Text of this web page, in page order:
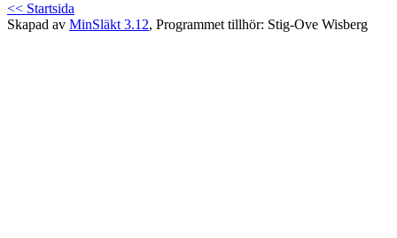
<< Startsida
Skapad av MinSläkt 3.12, Programmet tillhör: Stig-Ove Wisberg